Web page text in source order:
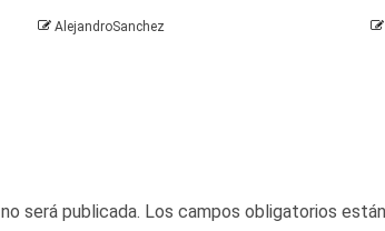
AlejandroSanchez
será publicada. Los campos obligatorios